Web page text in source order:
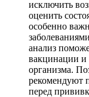
исключить
оценить
особенно
анализ
вакцинации и
организма.
рекомендуют
перед